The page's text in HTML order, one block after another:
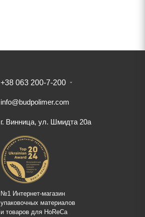
+38 063 200-7-200
info@budpolimer.com
г. Винница, ул. Шмидта 20а
№1 Интернет-магазин
упаковочных материалов
и товаров для HoReCa